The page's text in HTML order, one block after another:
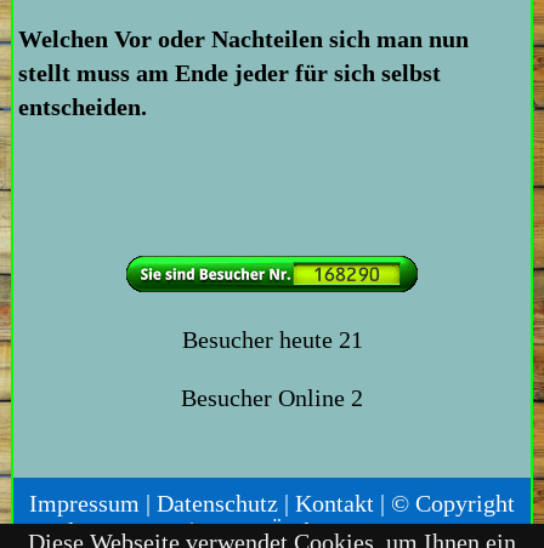
Diese Webseite verwendet Cookies, um Ihnen ein
Welchen Vor oder Nachteilen sich man nun
stellt muss am Ende jeder für sich selbst
entscheiden.
Besucher heute 21
Besucher Online 2
Impressum | Datenschutz | Kontakt | © Copyright
Holger Detgen | Letzte Änderung: 05.08.2026